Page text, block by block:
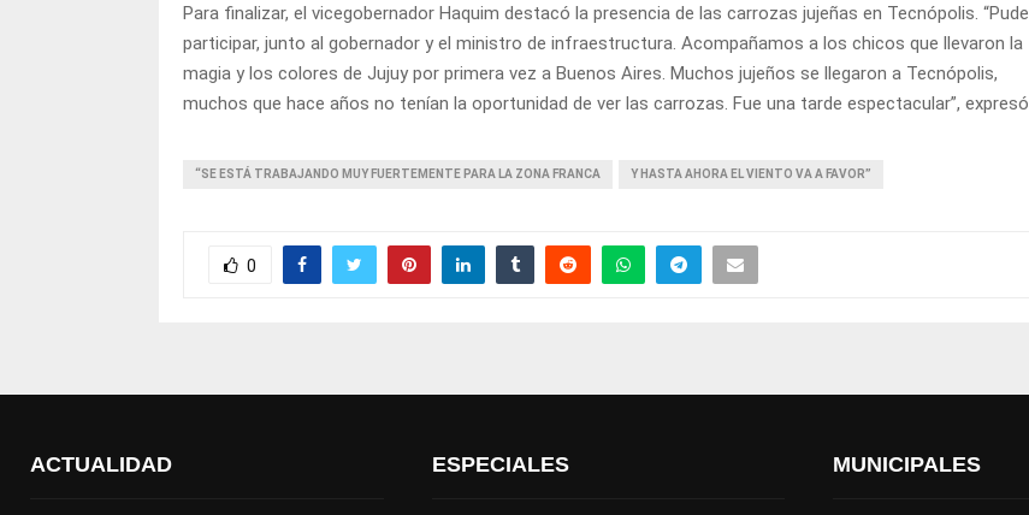
Para finalizar, el vicegobernador Haquim destacó la presencia de las carrozas jujeñas en Tecnópolis. “Pude
participar, junto al gobernador y el ministro de infraestructura. Acompañamos a los chicos que llevaron la
magia y los colores de Jujuy por primera vez a Buenos Aires. Muchos jujeños se llegaron a Tecnópolis,
muchos que hace años no tenían la oportunidad de ver las carrozas. Fue una tarde espectacular”, expresó.
“SE ESTÁ TRABAJANDO MUY FUERTEMENTE PARA LA ZONA FRANCA Y HASTA AHORA EL VIENTO VA A FAVOR”
0
ACTUALIDAD ESPECIALES MUNICIPALES